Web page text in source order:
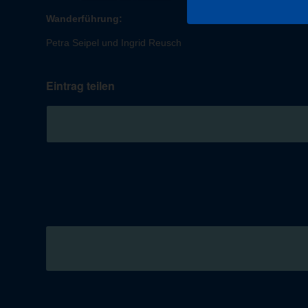
Wanderführung:
Petra Seipel und Ingrid Reusch
Eintrag teilen